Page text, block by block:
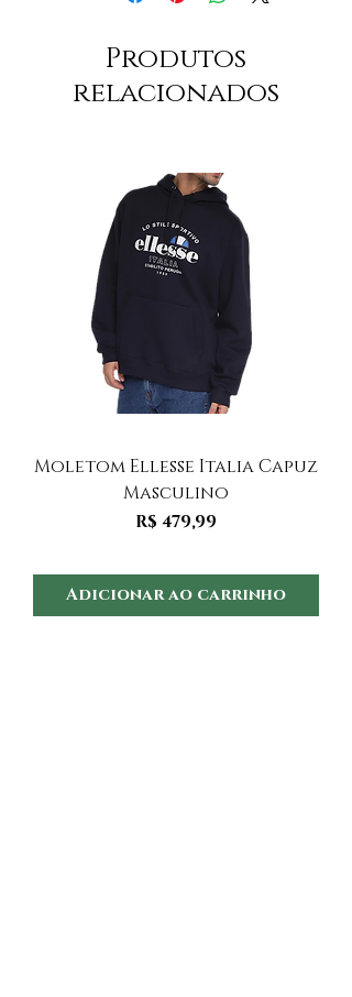
Produtos
relacionados
Moletom Ellesse Italia Capuz
Masculino
Preço
R$ 479,99
Adicionar ao carrinho